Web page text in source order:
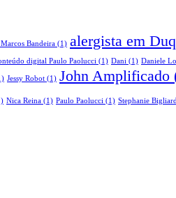
Bandeira (1) alergista em
digital Paulo Paolucci (1) Dani (1) Daniele
Jessy Robot (1) John Amplificado
Nica Reina (1) Paulo Paolucci (1) Stephanie